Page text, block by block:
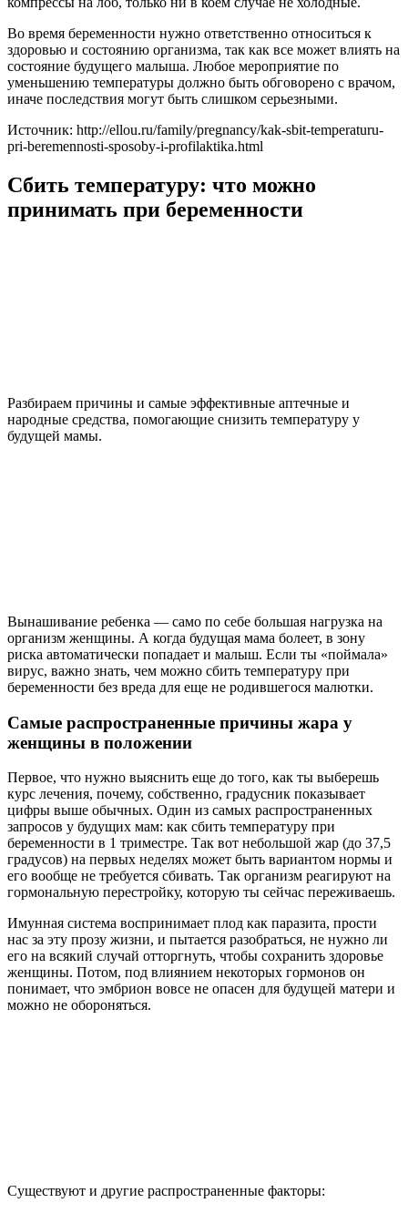
Во время беременности нужно ответственно относиться к
здоровью и состоянию организма, так как все может влиять на
состояние будущего малыша. Любое мероприятие по
уменьшению температуры должно быть обговорено с врачом,
иначе последствия могут быть слишком серьезными.
Источник: http://ellou.ru/family/pregnancy/kak-sbit-temperaturu-
pri-beremennosti-sposoby-i-profilaktika.html
Сбить температуру: что можно
принимать при беременности
Разбираем причины и самые эффективные аптечные и
народные средства, помогающие снизить температуру у
будущей мамы.
Вынашивание ребенка — само по себе большая нагрузка на
организм женщины. А когда будущая мама болеет, в зону
риска автоматически попадает и малыш. Если ты «поймала»
вирус, важно знать, чем можно сбить температуру при
беременности без вреда для еще не родившегося малютки.
Самые распространенные причины жара у
женщины в положении
Первое, что нужно выяснить еще до того, как ты выберешь
курс лечения, почему, собственно, градусник показывает
цифры выше обычных. Один из самых распространенных
запросов у будущих мам: как сбить температуру при
беременности в 1 триместре. Так вот небольшой жар (до 37,5
градусов) на первых неделях может быть вариантом нормы и
его вообще не требуется сбивать. Так организм реагируют на
гормональную перестройку, которую ты сейчас переживаешь.
Имунная система воспринимает плод как паразита, прости
нас за эту прозу жизни, и пытается разобраться, не нужно ли
его на всякий случай отторгнуть, чтобы сохранить здоровье
женщины. Потом, под влиянием некоторых гормонов он
понимает, что эмбрион вовсе не опасен для будущей матери и
можно не обороняться.
Существуют и другие распространенные факторы: